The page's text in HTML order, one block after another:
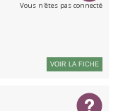
Vous n'êtes pas connecté
VOIR LA FICHE